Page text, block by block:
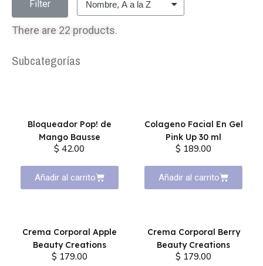
There are 22 products.
Filter
Subcategorías
Bloqueador Pop! de
Mango Bausse
$ 42.00
Añadir al carrito
Colageno Facial En Gel
Pink Up 30 ml
$ 189.00
Añadir al carrito
Crema Corporal Apple
Beauty Creations
$ 179.00
Crema Corporal Berry
Beauty Creations
$ 179.00